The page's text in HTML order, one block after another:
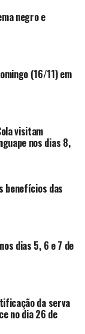
negro e
(16/11) em
visitam
nos dias 8,
benefícios das
dias 5, 6 e 7 de
da serva
no dia 26 de